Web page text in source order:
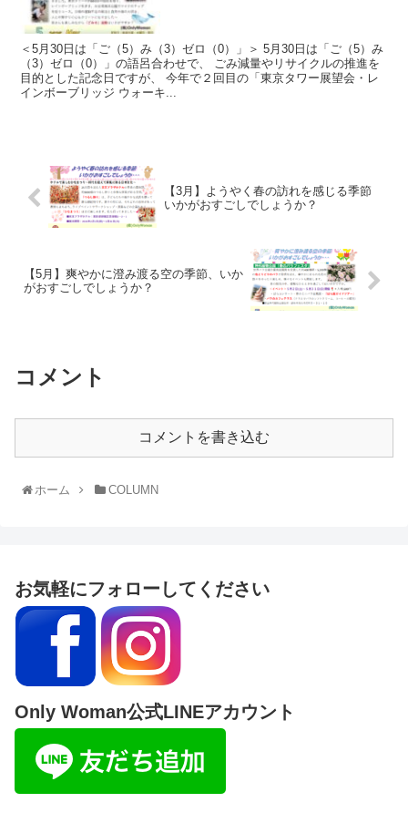
＜5月30日は「ご（5）み（3）ゼロ（0）」＞ 5月30日は「ご（5）み
（3）ゼロ（0）」の語呂合わせで、 ごみ減量やリサイクルの推進を
目的とした記念日ですが、 今年で２回目の「東京タワー展望会・レ
インボーブリッジ ウォーキ...
【3月】ようやく春の訪れを感じる季節
いかがおすごしでしょうか？
【5月】爽やかに澄み渡る空の季節、いか
がおすごしでしょうか？
コメント
コメントを書き込む
ホーム COLUMN
お気軽にフォローしてください
Only Woman公式LINEアカウント